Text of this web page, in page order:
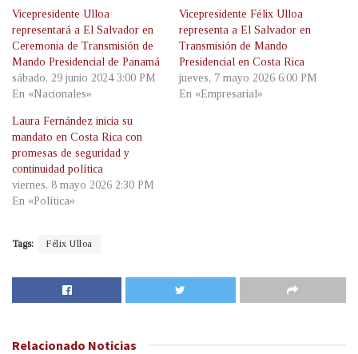
Vicepresidente Ulloa
representará a El Salvador en
Ceremonia de Transmisión de
Mando Presidencial de Panamá
sábado, 29 junio 2024 3:00 PM
En «Nacionales»
Vicepresidente Félix Ulloa
representa a El Salvador en
Transmisión de Mando
Presidencial en Costa Rica
jueves, 7 mayo 2026 6:00 PM
En «Empresarial»
Laura Fernández inicia su
mandato en Costa Rica con
promesas de seguridad y
continuidad política
viernes, 8 mayo 2026 2:30 PM
En «Política»
Tags: Félix Ulloa
Relacionado Noticias